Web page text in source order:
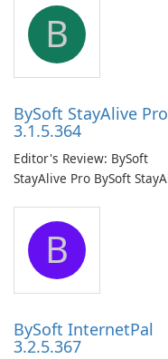
B
BySoft StayAlive Pro
3.1.5.364
Editor's Review: BySoft
StayAlive Pro BySoft StayAlive
application designed to
ensure the continuous and
uninterrupted operation of
your computer system.
B
BySoft InternetPal
3.2.5.367